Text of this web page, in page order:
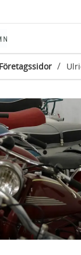
Företagssidor /